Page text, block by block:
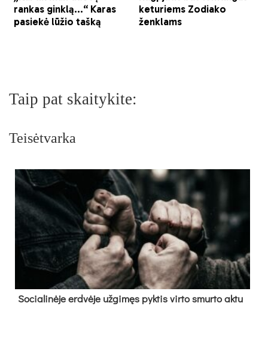
Taip pat skaitykite:
Teisėtvarka
So­cia­li­nė­je erd­vė­je už­gi­męs pyk­tis vir­to smur­to ak­tu